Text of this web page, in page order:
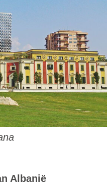
Albanië